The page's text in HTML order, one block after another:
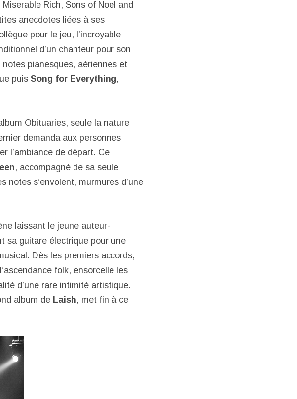
Rich, Sons of Noel and
anecdotes liées à ses
pour le jeu, l’incroyable
d’un chanteur pour son
notes pianesques, aériennes et
puis Song for Everything,
Obituaries, seule la nature
demanda aux personnes
l’ambiance de départ. Ce
, accompagné de sa seule
notes s’envolent, murmures d’une
laissant le jeune auteur-
sa guitare électrique pour une
Dès les premiers accords,
folk, ensorcelle les
d’une rare intimité artistique.
album de Laish, met fin à ce